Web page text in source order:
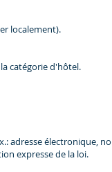
localement).
catégorie d'hôtel.
électronique,
expresse de la loi.